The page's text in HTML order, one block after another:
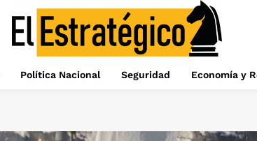
Política Nacional Seguridad Economía y